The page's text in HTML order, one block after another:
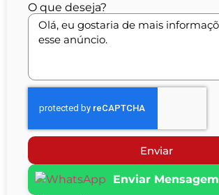
O que deseja?
Enviar
Enviar Mensagem